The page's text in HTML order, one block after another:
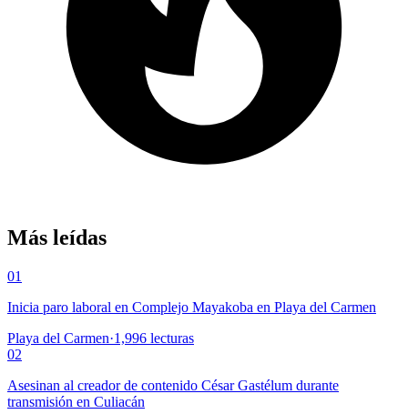
Más leídas
01
Inicia paro laboral en Complejo Mayakoba en Playa del Carmen
Playa del Carmen·1,996 lecturas
02
Asesinan al creador de contenido César Gastélum durante
transmisión en Culiacán